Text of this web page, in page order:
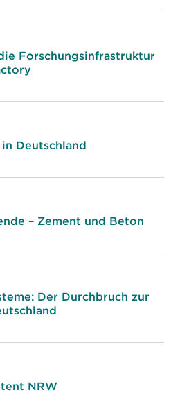
Forschungsinfrastruktur
Deutschland
– Zement und Beton
Der Durchbruch zur
NRW